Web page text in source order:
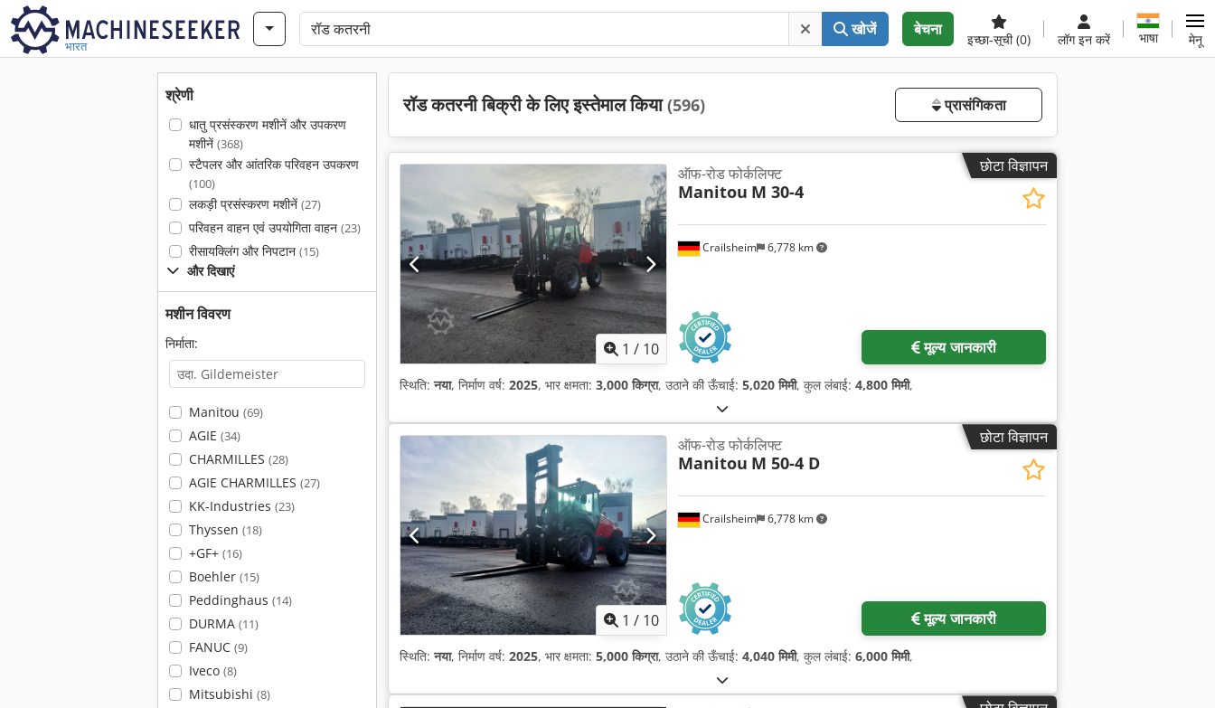
भारत
खोजें बेचना
इच्छा-सूची(0) लॉग इन करें भाषा मेनू
श्रेणी
धातु प्रसंस्करण मशीनें और उपकरण
मशीनें (368)
स्टैपलर और आंतरिक परिवहन उपकरण
(100)
लकड़ी प्रसंस्करण मशीनें (27)
परिवहन वाहन एवं उपयोगिता वाहन (23)
रीसायक्लिंग और निपटान (15)
और दिखाएं
मशीन विवरण
निर्माता:
Manitou (69)
AGIE (34)
CHARMILLES (28)
AGIE CHARMILLES (27)
KK-Industries (23)
Thyssen (18)
+GF+ (16)
Boehler (15)
Peddinghaus (14)
DURMA (11)
FANUC (9)
Iveco (8)
Mitsubishi (8)
रॉड कतरनी बिक्री के लिए इस्तेमाल किया(596) प्रासंगिकता
छोटा विज्ञापन
1 / 10
Crailsheim 6,778 km
ऑफ-रोड फोर्कलिफ्ट
Manitou M 30-4
मूल्य जानकारी
स्थिति:नया, निर्माण वर्ष: 2025, भार क्षमता: 3,000 किग्रा, उठाने की ऊँचाई: 5,020 मिमी, कुल लंबाई: 4,800 मिमी,
छोटा विज्ञापन
1 / 10
Crailsheim 6,778 km
ऑफ-रोड फोर्कलिफ्ट
Manitou M 50-4 D
मूल्य जानकारी
स्थिति:नया, निर्माण वर्ष: 2025, भार क्षमता: 5,000 किग्रा, उठाने की ऊँचाई: 4,040 मिमी, कुल लंबाई: 6,000 मिमी,